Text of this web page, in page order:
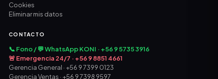
Cookies
Eliminar mis datos
CONTACTO
📞 Fono / 💬 WhatsApp KONI · +56 9 5735 3916
🚨 Emergencia 24/7 · +56 9 8851 4661
Gerencia General · +56 9 7399 0123
Gerencia Ventas · +56 9 7398 9597